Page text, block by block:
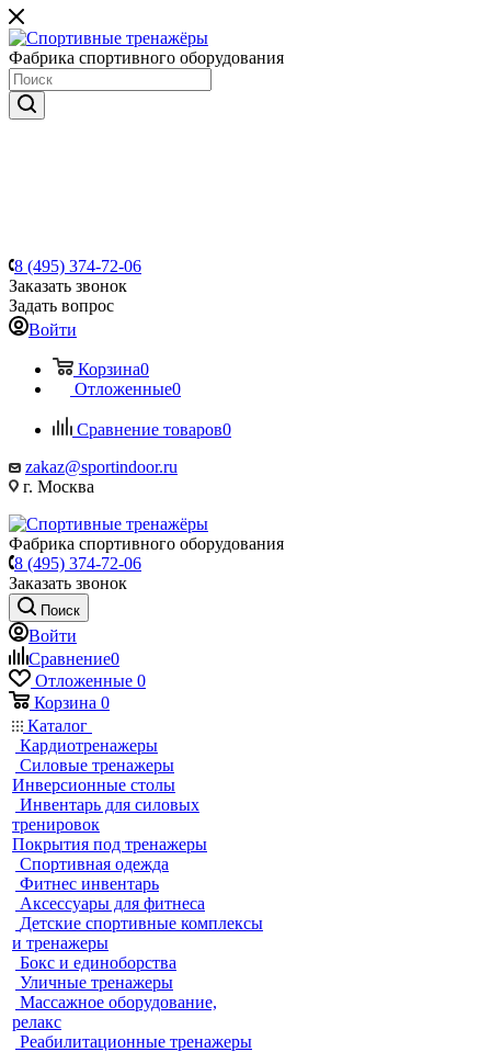
Фабрика спортивного оборудования
8 (495) 374-72-06
Заказать звонок
Задать вопрос
Войти
Корзина0
Отложенные0
Сравнение товаров0
zakaz@sportindoor.ru
г. Москва
Фабрика спортивного оборудования
8 (495) 374-72-06
Заказать звонок
Поиск
Войти
Сравнение0
Отложенные 0
Корзина 0
Каталог
Кардиотренажеры
Силовые тренажеры
Инверсионные столы
Инвентарь для силовых
тренировок
Покрытия под тренажеры
Спортивная одежда
Фитнес инвентарь
Аксессуары для фитнеса
Детские спортивные комплексы
и тренажеры
Бокс и единоборства
Уличные тренажеры
Массажное оборудование,
релакс
Реабилитационные тренажеры